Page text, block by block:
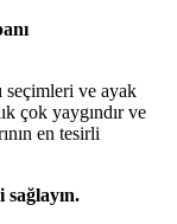
seçimleri ve ayak
çok yaygındır ve
en tesirli